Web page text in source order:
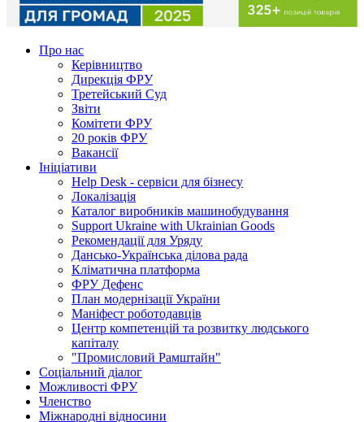
Про нас
Керівництво
Дирекція ФРУ
Третейський Суд
Звіти
Комітети ФРУ
20 років ФРУ
Вакансії
Ініціативи
Help Desk - сервіси для бізнесу
Локалізація
Каталог виробників машинобудування
Support Ukraine with Ukrainian Goods
Рекомендації для Уряду
Дансько-Українська ділова рада
Кліматична платформа
ФРУ Дефенс
План модернізації України
Маніфест роботодавців
Центр компетенцій та розвитку людського
капіталу
"Промисловий Рамштайн"
Соціальний діалог
Можливості ФРУ
Членство
Міжнародні відносини